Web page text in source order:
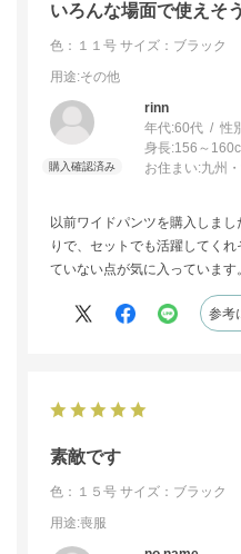
いろんな場面で使えそ
色：１１号 サイズ：ブラック
用途:その他
rinn
年代:60代 性
身長:156～
お住まい:九州
以前ワイドパンツを購入しま
りで、セットでも活躍してく
ていない点が気に入っています
参考
素敵です
色：１５号 サイズ：ブラック
用途:喪服